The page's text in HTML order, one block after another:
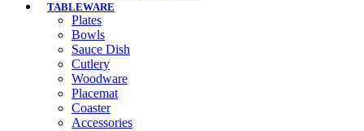
TABLEWARE
Plates
Bowls
Sauce Dish
Cutlery
Woodware
Placemat
Coaster
Accessories